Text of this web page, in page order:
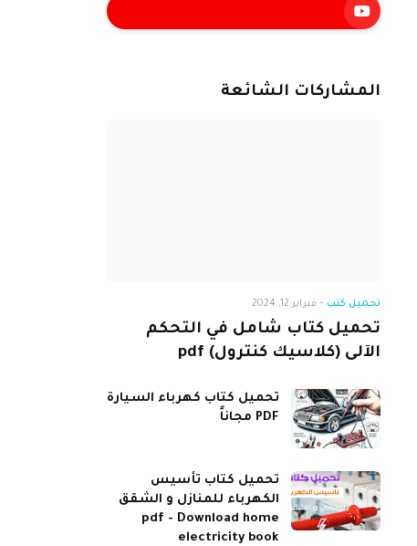
المشاركات الشائعة
تحميل كتب - فبراير 12, 2024
تحميل كتاب شامل في التحكم
الآلى (كلاسيك كنترول) pdf
تحميل كتاب كهرباء السيارة
PDF مجاناً
تحميل كتاب تأسيس
الكهرباء للمنازل و الشقق
pdf - Download home
electricity book